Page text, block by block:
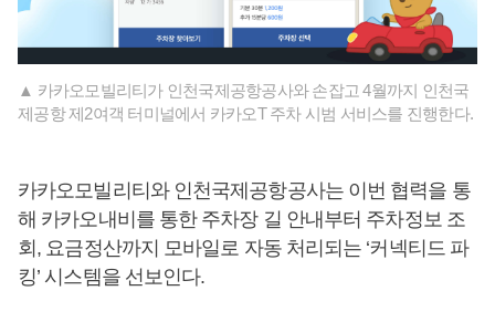
▲ 카카오모빌리티가 인천국제공항공사와 손잡고 4월까지 인천국
제공항 제2여객 터미널에서 카카오T 주차 시범 서비스를 진행한다.
카카오모빌리티와 인천국제공항공사는 이번 협력을 통
해 카카오내비를 통한 주차장 길 안내부터 주차정보 조
회, 요금정산까지 모바일로 자동 처리되는 ‘커넥티드 파
킹’ 시스템을 선보인다.